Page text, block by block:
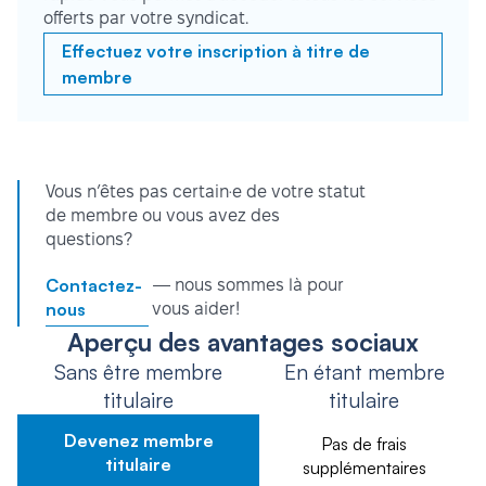
offerts par votre syndicat.
Effectuez votre inscription à titre de
membre
Vous n’êtes pas certain·e de votre statut
de membre ou vous avez des
questions?
Contactez-
nous
— nous sommes là pour
vous aider!
Aperçu des avantages sociaux
Sans être membre
titulaire
Devenez membre
titulaire
En étant membre
titulaire
Pas de frais
supplémentaires